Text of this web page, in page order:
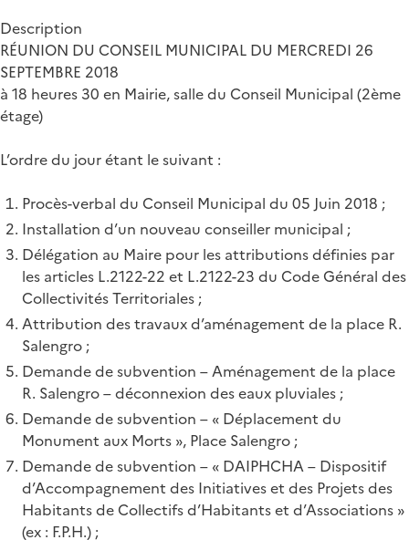
Description
RÉUNION DU CONSEIL MUNICIPAL DU MERCREDI 26
SEPTEMBRE 2018
à 18 heures 30 en Mairie, salle du Conseil Municipal (2ème
étage)
L’ordre du jour étant le suivant :
Procès-verbal du Conseil Municipal du 05 Juin 2018 ;
Installation d’un nouveau conseiller municipal ;
Délégation au Maire pour les attributions définies par
les articles L.2122-22 et L.2122-23 du Code Général des
Collectivités Territoriales ;
Attribution des travaux d’aménagement de la place R.
Salengro ;
Demande de subvention – Aménagement de la place
R. Salengro – déconnexion des eaux pluviales ;
Demande de subvention – « Déplacement du
Monument aux Morts », Place Salengro ;
Demande de subvention – « DAIPHCHA – Dispositif
d’Accompagnement des Initiatives et des Projets des
Habitants de Collectifs d’Habitants et d’Associations »
(ex : F.P.H.) ;